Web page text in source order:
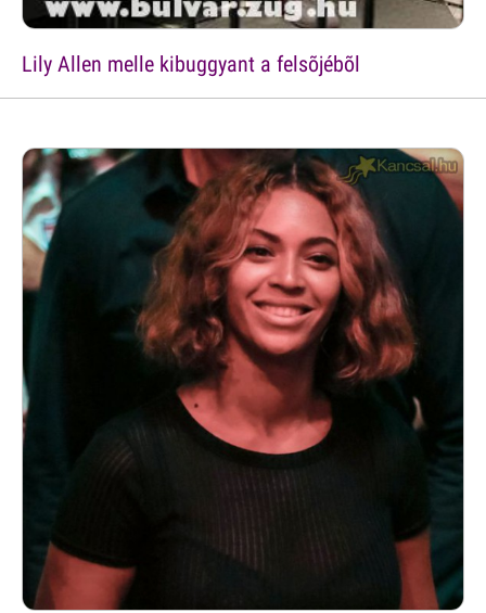
Lily Allen melle kibuggyant a felsõjébõl